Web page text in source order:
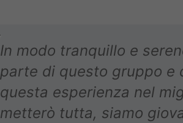
In modo tranquillo e
parte di questo gruppo e
questa esperienza nel
metterò tutta, siamo